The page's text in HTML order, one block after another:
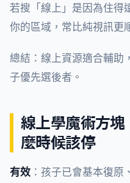
若搜「線上」是因為住得
你的區域，常比純視訊更
總結：線上資源適合輔助
子優先選後者。
線上學魔術方塊
麼時候該停
有效 ：孩子已會基本復